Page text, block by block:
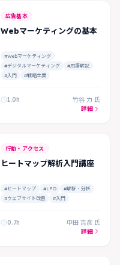
広告基本
Webマーケティングの基本
#Webマーケティング
#デジタルマーケティング
#用語解説
#入門
#戦略立案
1.0h
竹谷 力 氏
詳細
行動・アクセス
ヒートマップ解析入門講座
#ヒートマップ #LPO
#解析・分析
#ウェブサイト改善
#入門
0.7h
中田 吉彦 氏
詳細